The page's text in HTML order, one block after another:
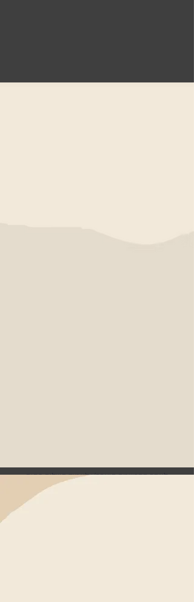
לאחר ההרשמה תועבר/י לעמוד תשלום פתוח
עבור ההרצאה. התמיכה שלך עוזרת לנו